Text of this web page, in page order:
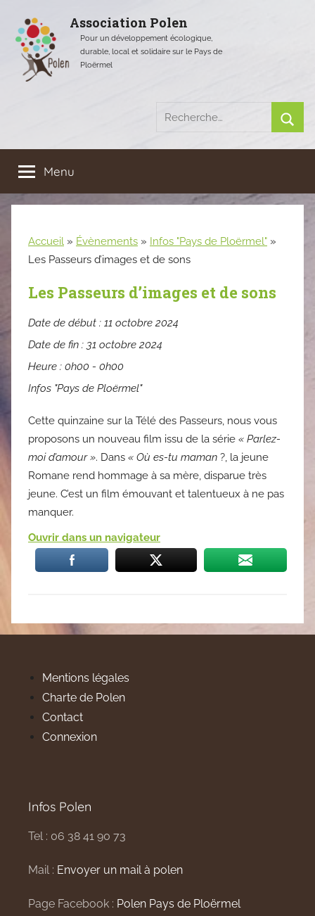
contenu
Association Polen
Pour un développement écologique,
durable, local et solidaire sur le Pays de
Ploërmel
Recherche
pour
:
Menu
Accueil » Évènements » Infos "Pays de Ploërmel" »
Les Passeurs d’images et de sons
Les Passeurs d’images et de sons
Date de début : 11 octobre 2024
Date de fin : 31 octobre 2024
Heure : 0h00 - 0h00
Infos "Pays de Ploërmel"
Cette quinzaine sur la Télé des Passeurs, nous vous
proposons un nouveau film issu de la série « Parlez-
moi d’amour ». Dans « Où es-tu maman ?, la jeune
Romane rend hommage à sa mère, disparue très
jeune. C’est un film émouvant et talentueux à ne pas
manquer.
Ouvrir dans un navigateur
Mentions légales
Charte de Polen
Contact
Connexion
Infos Polen
Tel : 06 38 41 90 73
Mail : Envoyer un mail à polen
Page Facebook : Polen Pays de Ploërmel